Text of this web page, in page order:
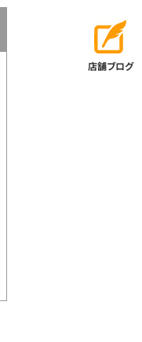
店舗ブログ